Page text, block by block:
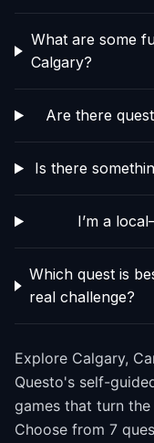
What are some
Calgary?
Are there
Is there
I’m a
Which quest is
real challenge?
Explore Calgary,
Questo's self-
games that turn
Choose from 7